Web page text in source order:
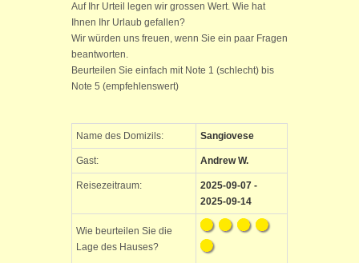
Auf Ihr Urteil legen wir grossen Wert. Wie hat
Ihnen Ihr Urlaub gefallen?
Wir würden uns freuen, wenn Sie ein paar Fragen
beantworten.
Beurteilen Sie einfach mit Note 1 (schlecht) bis
Note 5 (empfehlenswert)
Name des Domizils: Sangiovese
Gast: Andrew W.
Reisezeitraum:
2025-09-07 -
2025-09-14
Wie beurteilen Sie die
Lage des Hauses?